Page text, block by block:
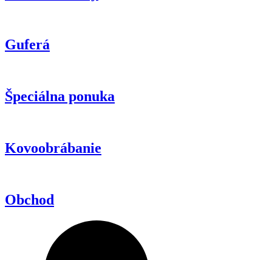
Guferá
Špeciálna ponuka
Kovoobrábanie
Obchod